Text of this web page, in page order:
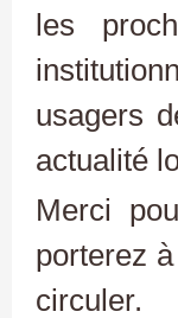
les
usagers
actualité
Merci
porterez
circuler.